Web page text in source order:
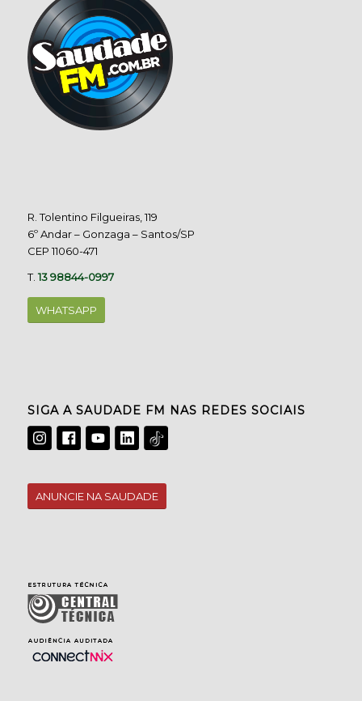
R. Tolentino Filgueiras, 119
6º Andar – Gonzaga – Santos/SP
CEP 11060-471
T.13 98844-0997
WHATSAPP
SIGA A SAUDADE FM NAS REDES SOCIAIS
ANUNCIE NA SAUDADE